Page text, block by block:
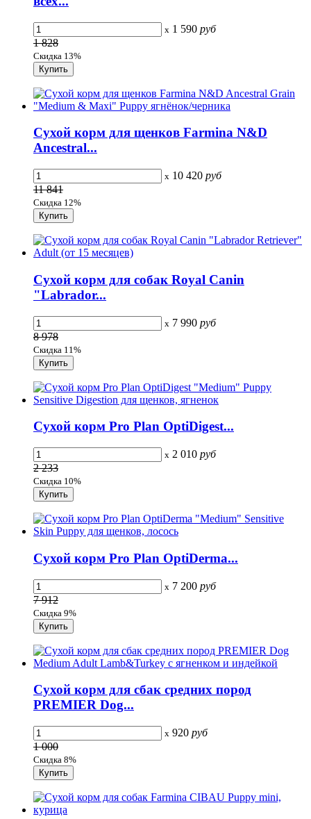
x 1 590 руб
1 828
Скидка 13%
Сухой корм для щенков Farmina N&D
Ancestral...
x 10 420 руб
11 841
Скидка 12%
Сухой корм для собак Royal Canin
"Labrador...
x 7 990 руб
8 978
Скидка 11%
Сухой корм Pro Plan OptiDigest...
x 2 010 руб
2 233
Скидка 10%
Сухой корм Pro Plan OptiDerma...
x 7 200 руб
7 912
Скидка 9%
Сухой корм для сбак средних пород
PREMIER Dog...
x 920 руб
1 000
Скидка 8%